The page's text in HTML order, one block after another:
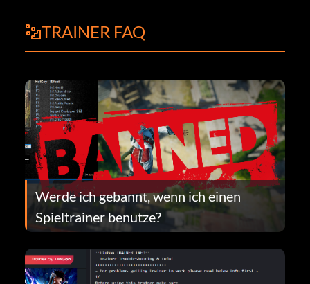
TRAINER FAQ
Werde ich gebannt, wenn ich einen
Spieltrainer benutze?